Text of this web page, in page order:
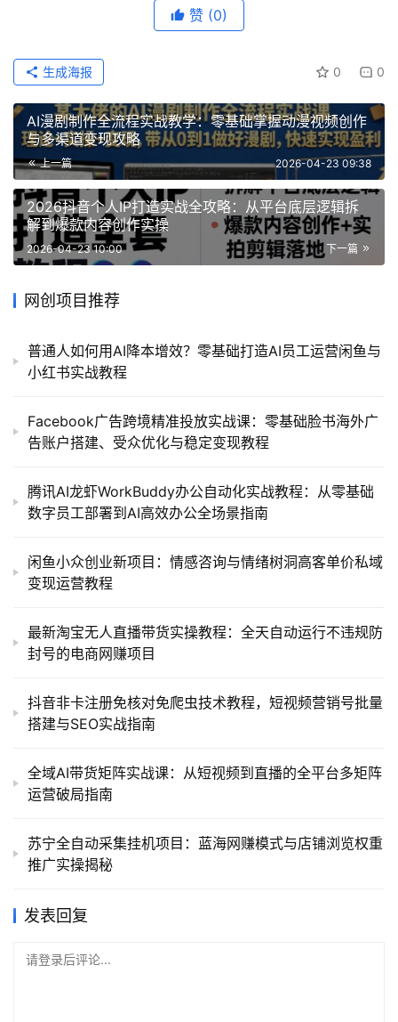
赞 (0)
0 0
生成海报
AI漫剧制作全流程实战教学：零基础掌握动漫视频创作
与多渠道变现攻略
上一篇 2026-04-23 09:38
2026抖音个人IP打造实战全攻略：从平台底层逻辑拆
解到爆款内容创作实操
下一篇
2026-04-23 10:00
网创项目推荐
普通人如何用AI降本增效？零基础打造AI员工运营闲鱼与
小红书实战教程
Facebook广告跨境精准投放实战课：零基础脸书海外广
告账户搭建、受众优化与稳定变现教程
腾讯AI龙虾WorkBuddy办公自动化实战教程：从零基础
数字员工部署到AI高效办公全场景指南
闲鱼小众创业新项目：情感咨询与情绪树洞高客单价私域
变现运营教程
最新淘宝无人直播带货实操教程：全天自动运行不违规防
封号的电商网赚项目
抖音非卡注册免核对免爬虫技术教程，短视频营销号批量
搭建与SEO实战指南
全域AI带货矩阵实战课：从短视频到直播的全平台多矩阵
运营破局指南
苏宁全自动采集挂机项目：蓝海网赚模式与店铺浏览权重
推广实操揭秘
发表回复
请登录后评论...